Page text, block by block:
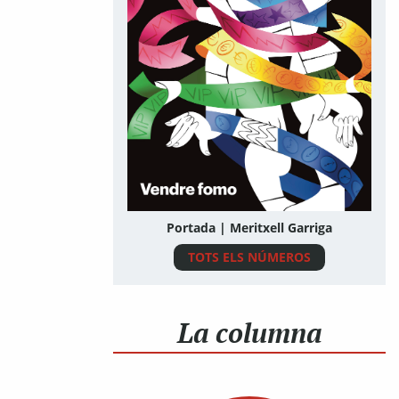
Portada | Meritxell Garriga
TOTS ELS NÚMEROS
La columna